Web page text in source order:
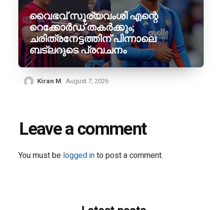
വൈഭവ് സൂര്യവംശി എന്റെ
റെക്കോർഡ് തകർക്കും;
ചരിത്രനേട്ടത്തിന് പിന്നാലെ
ബട്‌ലറുടെ പ്രവചനം
Kiran M August 7, 2026
Leave a comment
You must be logged into post a comment.